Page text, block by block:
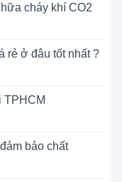
cháy khí CO2
rẻ ở đâu tốt nhất ?
TPHCM
bảo chất